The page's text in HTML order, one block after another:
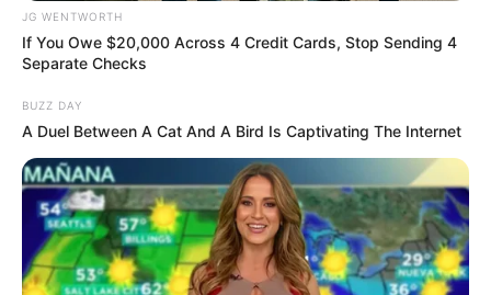
แต่ใช่ว่านกแสกจะเป็นสัญลักษณ์ที่เกี่ยวข้องกับความชั่ว
ร้ายเพียงอย่างเดียวเท่านั้น เพราะนกแสกยังแสดงถึง
ความสุขุม รอบคอบ และความร่ำรวย จากการที่เป็นสัตว์
ของเทพเจ้าในบางวัฒนธรรมอีกด้วยเช่น ในทวีปแอฟริกา
ชาวอียิปต์โบราณจะใช้ภาพนกฮูกแทนเสียงในอักษรภาพ
แต่พวกเขามักจะวาดให้นกฮูกขาหัก เพื่อป้องกันไม่ให้มัน
กลับมามีชีวิตได้
JG WENTWORTH
If You Owe $20,000 Across 4 Credit Cards, Stop Sending 4
Separate Checks
BUZZ DAY
A Duel Between A Cat And A Bird Is Captivating The Internet